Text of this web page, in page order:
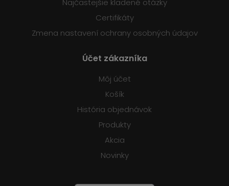
Najčastejšie kladené otázky
Certifikáty
Zmena nastavení ochrany osobných údajov
Účet zákazníka
Môj účet
Košík
História objednávok
Produkty
Akcia
Novinky